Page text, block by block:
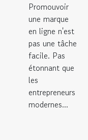
Promouvoir
une marque
en ligne n'est
pas une tâche
facile. Pas
étonnant que
les
entrepreneurs
modernes...